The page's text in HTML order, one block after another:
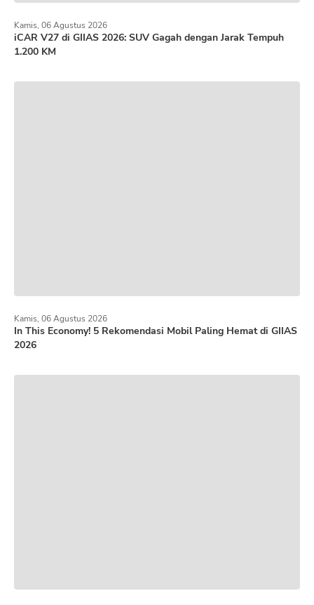
iCAR V27 di GIIAS 2026: SUV Gagah dengan Jarak Tempuh
1.200 KM
Kamis, 06 Agustus 2026
In This Economy! 5 Rekomendasi Mobil Paling Hemat di GIIAS
2026
Kamis, 06 Agustus 2026